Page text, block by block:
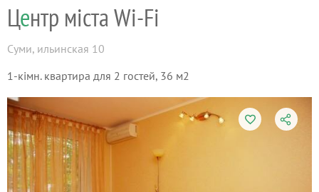
Центр міста Wi-Fi
Суми, ильинская 10
1-кімн. квартира для 2 гостей, 36 м2